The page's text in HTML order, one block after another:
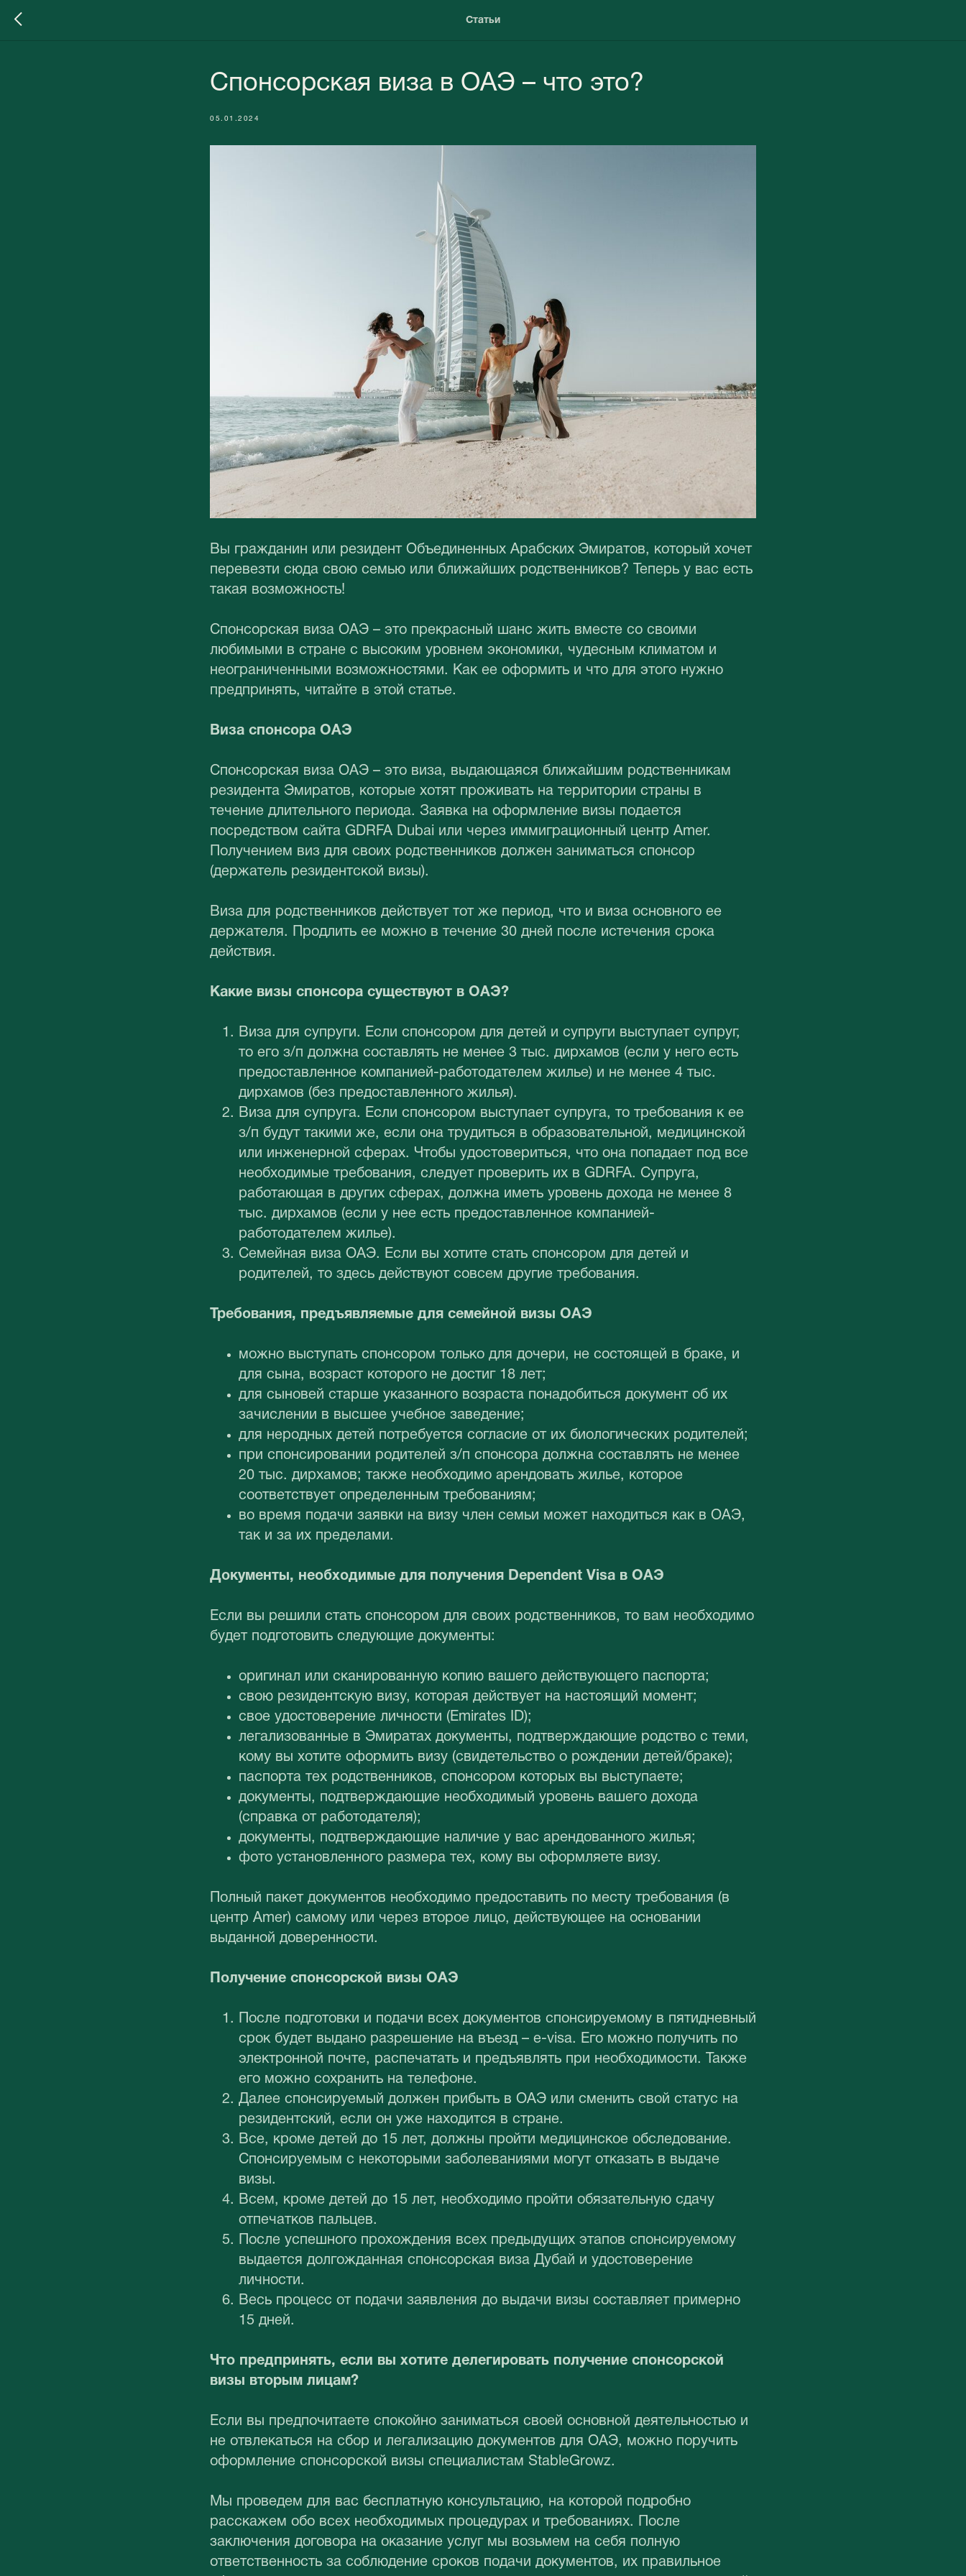
Статьи
Спонсорская виза в ОАЭ – что это?
05.01.2024
Вы гражданин или резидент Объединенных Арабских Эмиратов, который хочет
перевезти сюда свою семью или ближайших родственников? Теперь у вас есть
такая возможность!
Спонсорская виза ОАЭ – это прекрасный шанс жить вместе со своими
любимыми в стране с высоким уровнем экономики, чудесным климатом и
неограниченными возможностями. Как ее оформить и что для этого нужно
предпринять, читайте в этой статье.
Виза спонсора ОАЭ
Спонсорская виза ОАЭ – это виза, выдающаяся ближайшим родственникам
резидента Эмиратов, которые хотят проживать на территории страны в
течение длительного периода. Заявка на оформление визы подается
посредством сайта GDRFA Dubai или через иммиграционный центр Amer.
Получением виз для своих родственников должен заниматься спонсор
(держатель резидентской визы).
Виза для родственников действует тот же период, что и виза основного ее
держателя. Продлить ее можно в течение 30 дней после истечения срока
действия.
Какие визы спонсора существуют в ОАЭ?
Виза для супруги. Если спонсором для детей и супруги выступает супруг,
то его з/п должна составлять не менее 3 тыс. дирхамов (если у него есть
предоставленное компанией-работодателем жилье) и не менее 4 тыс.
дирхамов (без предоставленного жилья).
Виза для супруга. Если спонсором выступает супруга, то требования к ее
з/п будут такими же, если она трудиться в образовательной, медицинской
или инженерной сферах. Чтобы удостовериться, что она попадает под все
необходимые требования, следует проверить их в GDRFA. Супруга,
работающая в других сферах, должна иметь уровень дохода не менее 8
тыс. дирхамов (если у нее есть предоставленное компанией-
работодателем жилье).
Семейная виза ОАЭ. Если вы хотите стать спонсором для детей и
родителей, то здесь действуют совсем другие требования.
Требования, предъявляемые для семейной визы ОАЭ
можно выступать спонсором только для дочери, не состоящей в браке, и
для сына, возраст которого не достиг 18 лет;
для сыновей старше указанного возраста понадобиться документ об их
зачислении в высшее учебное заведение;
для неродных детей потребуется согласие от их биологических родителей;
при спонсировании родителей з/п спонсора должна составлять не менее
20 тыс. дирхамов; также необходимо арендовать жилье, которое
соответствует определенным требованиям;
во время подачи заявки на визу член семьи может находиться как в ОАЭ,
так и за их пределами.
Документы, необходимые для получения Dependent Visa в ОАЭ
Если вы решили стать спонсором для своих родственников, то вам необходимо
будет подготовить следующие документы:
оригинал или сканированную копию вашего действующего паспорта;
свою резидентскую визу, которая действует на настоящий момент;
свое удостоверение личности (Emirates ID);
легализованные в Эмиратах документы, подтверждающие родство с теми,
кому вы хотите оформить визу (свидетельство о рождении детей/браке);
паспорта тех родственников, спонсором которых вы выступаете;
документы, подтверждающие необходимый уровень вашего дохода
(справка от работодателя);
документы, подтверждающие наличие у вас арендованного жилья;
фото установленного размера тех, кому вы оформляете визу.
Полный пакет документов необходимо предоставить по месту требования (в
центр Amer) самому или через второе лицо, действующее на основании
выданной доверенности.
Получение спонсорской визы ОАЭ
После подготовки и подачи всех документов спонсируемому в пятидневный
срок будет выдано разрешение на въезд – e-visa. Его можно получить по
электронной почте, распечатать и предъявлять при необходимости. Также
его можно сохранить на телефоне.
Далее спонсируемый должен прибыть в ОАЭ или сменить свой статус на
резидентский, если он уже находится в стране.
Все, кроме детей до 15 лет, должны пройти медицинское обследование.
Спонсируемым с некоторыми заболеваниями могут отказать в выдаче
визы.
Всем, кроме детей до 15 лет, необходимо пройти обязательную сдачу
отпечатков пальцев.
После успешного прохождения всех предыдущих этапов спонсируемому
выдается долгожданная спонсорская виза Дубай и удостоверение
личности.
Весь процесс от подачи заявления до выдачи визы составляет примерно
15 дней.
Что предпринять, если вы хотите делегировать получение спонсорской
визы вторым лицам?
Если вы предпочитаете спокойно заниматься своей основной деятельностью и
не отвлекаться на сбор и легализацию документов для ОАЭ, можно поручить
оформление спонсорской визы специалистам StableGrowz.
Мы проведем для вас бесплатную консультацию, на которой подробно
расскажем обо всех необходимых процедурах и требованиях. После
заключения договора на оказание услуг мы возьмем на себя полную
ответственность за соблюдение сроков подачи документов, их правильное